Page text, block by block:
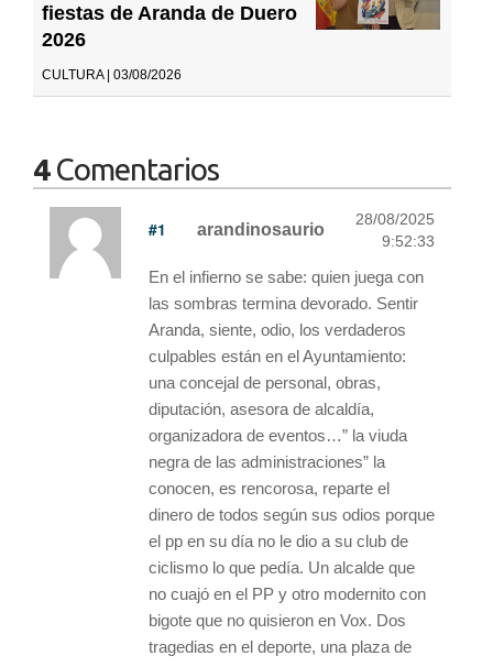
fiestas de Aranda de Duero
2026
CULTURA | 03/08/2026
4Comentarios
#1 arandinosaurio
28/08/2025
9:52:33
En el infierno se sabe: quien juega con
las sombras termina devorado. Sentir
Aranda, siente, odio, los verdaderos
culpables están en el Ayuntamiento:
una concejal de personal, obras,
diputación, asesora de alcaldía,
organizadora de eventos…” la viuda
negra de las administraciones” la
conocen, es rencorosa, reparte el
dinero de todos según sus odios porque
el pp en su día no le dio a su club de
ciclismo lo que pedía. Un alcalde que
no cuajó en el PP y otro modernito con
bigote que no quisieron en Vox. Dos
tragedias en el deporte, una plaza de